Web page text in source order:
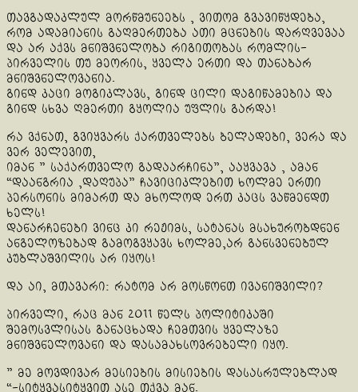
თავგადაკლულ მორწმუნეებს , ვითომ გვავიწყდება,
რომ ადამიანის გაღმერთება ათი მცნების დარღვევაა
და არ აქვს მნიშვნელობა რიგითობას რომლის-
პირველის თუ მეორის, ყველა ერთი და თანაბარ
მნიშვნელოვანია.
გინდ კაცი მოგიკლავს, გინდ ცილი დაგიწამებია და
გინდ სხვა ღმერთი გყოლია უფლის გარდა!
რა ვქნათ, გვიყვარს ქართველებს ბელადები, ვერა და
ვერ ველევით,
იმან ” საქართველო გადაარჩინა”, ააყვავა , ამან
“დაანგრია ,დაღუპა” ჩავიციკლებით ხოლმე ერთი
პერსონის მიმართ და მხოლოდ ერთ კაცს ვაწმენდთ
ხელს!
დანარჩენები ვინც კი რეჟიმს, სატანას მსახურობდნენ
ანგელოზებად გამოგვყავს ხოლმე,არ განსვენებულ
კუბლაშვილის არ იყოს!
და აი, მთავარი: რატომ არ მოსწონთ ივანიშვილი?
პირველი, რაც მან 2011 წელს პოლიტიკაში
შემოსვლისას განაცხადა ჩემთვის ყველაზე
მნიშვნელოვანი და დასამახსოვრებელი იყო.
” მე მოვდივარ მესიების მისიების დასასრულებლად
“-სიტყვასიტყვით ასე თქვა მან.